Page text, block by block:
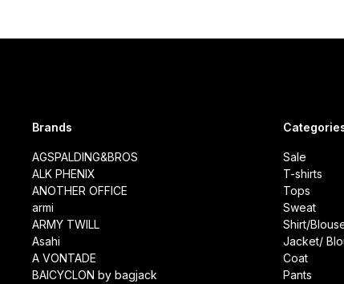
Brands
AGSPALDING&BROS
ALK PHENIX
ANOTHER OFFICE
armi
ARMY TWILL
Asahi
A VONTADE
BAICYCLON by bagjack
Sale
T-shirts
Tops
Sweat
Shirt/
Jacket/
Coat
Pants